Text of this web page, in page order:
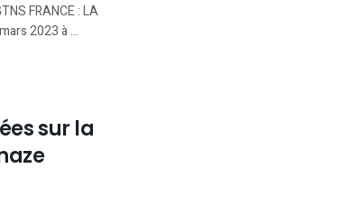
FRANCE : LA
2023 à ...
sur la